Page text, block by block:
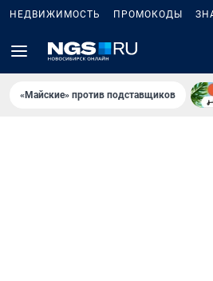
НЕДВИЖИМОСТЬ ПРОМОКОДЫ
«Майские» против подставщиков